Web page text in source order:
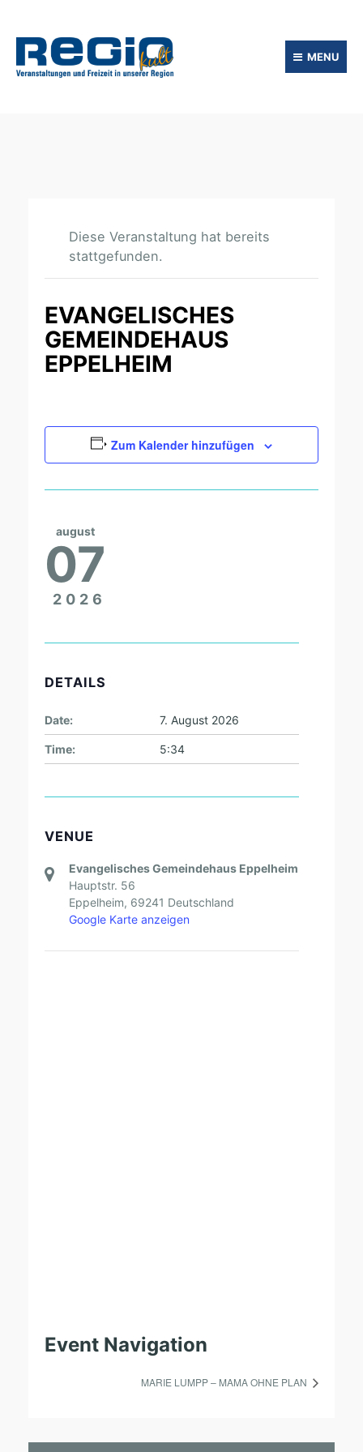
MENU
Diese Veranstaltung hat bereits
stattgefunden.
EVANGELISCHES
GEMEINDEHAUS
EPPELHEIM
Zum Kalender hinzufügen
august
07
2026
DETAILS
Date: 7. August 2026
Time: 5:34
VENUE
Evangelisches Gemeindehaus Eppelheim
Hauptstr. 56
Eppelheim, 69241 Deutschland
Google Karte anzeigen
Event Navigation
MARIE LUMPP – MAMA OHNE PLAN